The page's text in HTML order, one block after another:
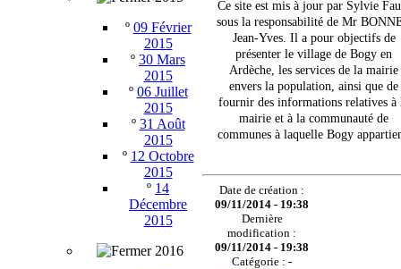
º 09 Février
2015
º 30 Mars
2015
º 06 Juillet
2015
º 31 Août
2015
º 12 Octobre
2015
º 14
Décembre
2015
2016
Ce site est mis à jour par Sylvie
sous la responsabilité de Mr
Jean-Yves. Il a pour objectifs de
présenter le village de Bogy en
Ardèche, les services de la mairie
envers la population , ainsi que de
fournir des informations relatives à
mairie et à la communauté de
communes à laquelle Bogy
Date de création :
09/11/2014 - 19:38
Dernière
modification :
09/11/2014 - 19:38
Catégorie :-